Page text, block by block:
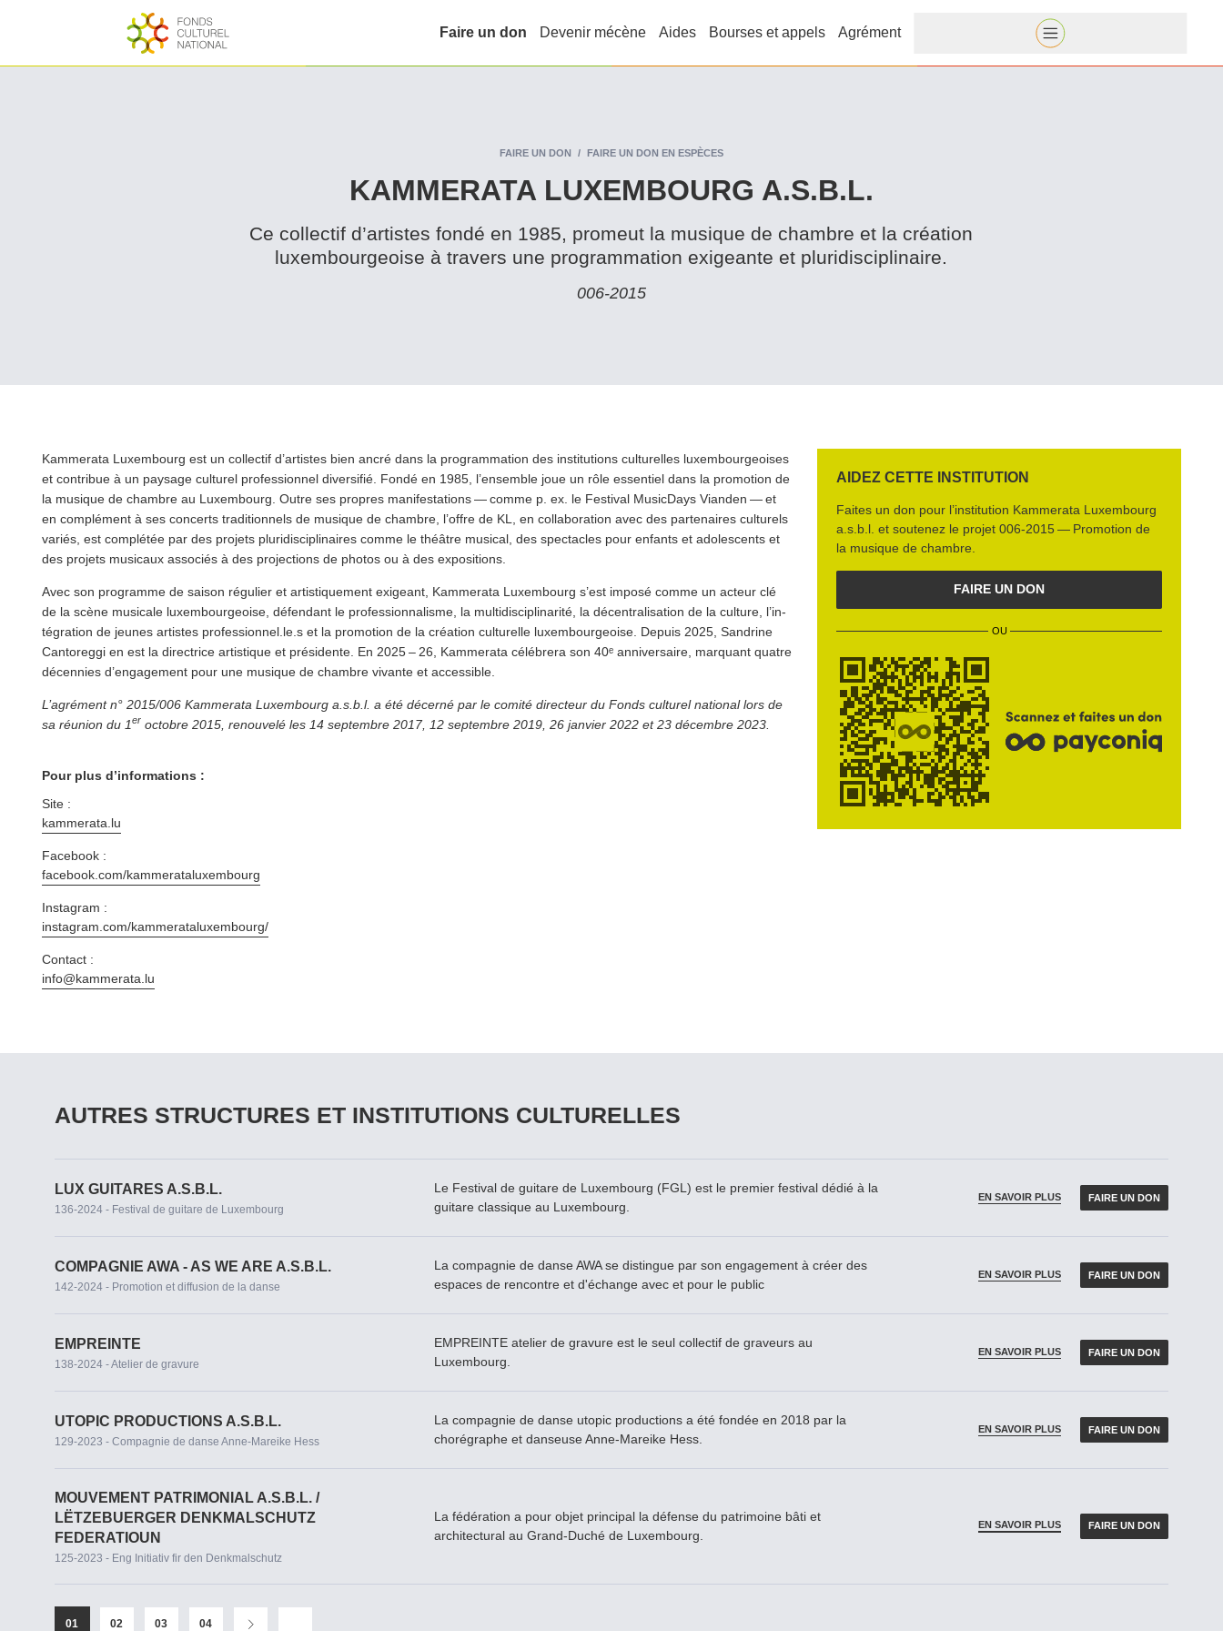
Faire un don Devenir mécène Aides Bourses et appels Agrément
FAIRE UN DON FAIRE UN DON EN ESPÈCES
KAMMERATA LUXEMBOURG A.S.B.L.
Ce collectif d’artistes fondé en 1985, promeut la musique de chambre et la création
lux­em­bour­geoise à travers une pro­gram­ma­tion exigeante et pluridisciplinaire.
006‑2015
Kammerata Luxembourg est un collectif d’artistes bien ancré dans la pro­gram­ma­tion des insti­tu­tions culturelles lux­em­bour­geois­es
et contribue à un paysage culturel pro­fes­sion­nel diversifié. Fondé en 1985, l’ensemble joue un rôle essentiel dans la promotion de
la musique de chambre au Luxembourg. Outre ses propres man­i­fes­ta­tions — comme p. ex. le Festival MusicDays Vianden — et
en complément à ses concerts tra­di­tion­nels de musique de chambre, l’offre de KL, en col­lab­o­ra­tion avec des partenaires culturels
variés, est complétée par des projets pluridis­ci­plinaires comme le théâtre musical, des spectacles pour enfants et adolescents et
des projets musicaux associés à des projections de photos ou à des expositions.
Avec son programme de saison régulier et artis­tique­ment exigeant, Kammerata Luxembourg s’est imposé comme un acteur clé
de la scène musicale lux­em­bour­geoise, défendant le pro­fes­sion­nal­isme, la mul­ti­dis­ci­pli­nar­ité, la décen­tral­i­sa­tion de la culture, l’in­
té­gra­tion de jeunes artistes professionnel.le.s et la promotion de la création culturelle lux­em­bour­geoise. Depuis 2025, Sandrine
Cantoreggi en est la directrice artistique et présidente. En 2025 – 26, Kammerata célébrera son 40ᵉ anniver­saire, marquant quatre
décennies d’en­gage­ment pour une musique de chambre vivante et accessible.
L’agrément n° 2015/006 Kammerata Luxembourg a.s.b.l. a été décerné par le comité directeur du Fonds culturel national lors de
sa réunion du 1er octobre 2015, renouvelé les 14 septembre 2017, 12 septembre 2019, 26 janvier 2022 et 23 décembre 2023.
Pour plus d’informations :
Site :
kammerata​.lu
Facebook :
facebook​.com/​k​a​m​m​e​r​a​t​a​l​u​x​e​m​bourg
Instagram :
instagram​.com/​k​a​m​m​e​r​a​t​a​l​u​x​e​m​b​ourg/
Contact :
info@​kammerata.​lu
AIDEZ CETTE INSTITUTION
Faites un don pour l’institution Kammerata Luxembourg
a.s.b.l. et soutenez le projet006‑2015 — Promotion de
la musique de chambre
FAIRE UN DON
OU
AUTRES STRUCTURES ET INSTITUTIONS CULTURELLES
LUX GUITARES A.S.B.L.
136-2024 - Festival de guitare de Luxembourg
Le Festival de guitare de Luxembourg (FGL) est le premier festival dédié à la
guitare classique au Luxembourg.
EN SAVOIR PLUS FAIRE UN DON
COMPAGNIE AWA - AS WE ARE A.S.B.L.
142-2024 - Promotion et diffusion de la danse
La compagnie de danse AWA se distingue par son engagement à créer des
espaces de rencontre et d'échange avec et pour le public
EN SAVOIR PLUS FAIRE UN DON
EMPREINTE
138-2024 - Atelier de gravure
EMPREINTE atelier de gravure est le seul collectif de graveurs au
Luxembourg.
EN SAVOIR PLUS FAIRE UN DON
UTOPIC PRODUCTIONS A.S.B.L.
129-2023 - Compagnie de danse Anne-Mareike Hess
La compagnie de danse utopic productions a été fondée en 2018 par la
chorégraphe et danseuse Anne-Mareike Hess.
EN SAVOIR PLUS FAIRE UN DON
MOUVEMENT PATRIMONIAL A.S.B.L. /
LËTZEBUERGER DENKMALSCHUTZ
FEDERATIOUN
125-2023 - Eng Initiativ fir den Denkmalschutz
La fédération a pour objet principal la défense du patrimoine bâti et
architectural au Grand-­Duché de Luxembourg.
EN SAVOIR PLUS FAIRE UN DON
01 02 03 04